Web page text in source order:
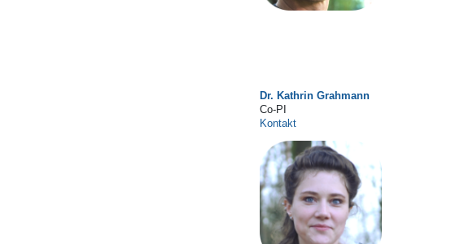
Dr. Kathrin Grahmann
Co-PI
Kontakt